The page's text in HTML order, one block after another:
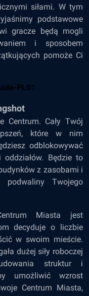
siłami. W tym
podstawowe
gracze będą mogli
i sposobem
pomoże Ci
Centrum. Cały Twój
które w nim
odblokowywać
Będzie to
z zasobami i
podwaliny Twojego
Miasta jest
decyduje o liczbie
w swoim mieście.
dużej siły roboczej
struktur i
umożliwić wzrost
Centrum Miasta,